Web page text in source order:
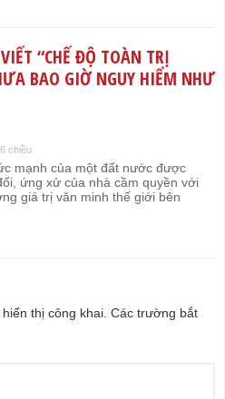
“CHẾ ĐỘ TOÀN TRỊ
BAO GIỜ NGUY HIỂM NHƯ
chiều
mạnh của một đất nước được
ứng xử của nhà cầm quyền với
giá trị văn minh thế giới bên
thị công khai. Các trường bắt